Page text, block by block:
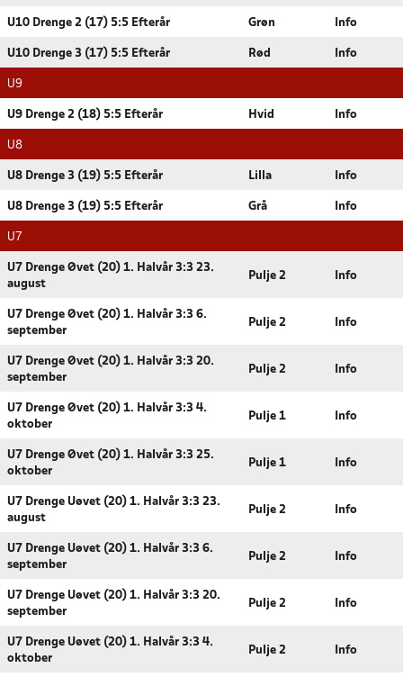
U10 Drenge 2 (17) 5:5 Efterår Grøn Info
U10 Drenge 3 (17) 5:5 Efterår Rød Info
U9
U9 Drenge 2 (18) 5:5 Efterår Hvid Info
U8
U8 Drenge 3 (19) 5:5 Efterår Lilla Info
U8 Drenge 3 (19) 5:5 Efterår Grå Info
U7
U7 Drenge Øvet (20) 1. Halvår 3:3 23.
august
Pulje 2 Info
U7 Drenge Øvet (20) 1. Halvår 3:3 6.
september
Pulje 2 Info
U7 Drenge Øvet (20) 1. Halvår 3:3 20.
september
Pulje 2 Info
U7 Drenge Øvet (20) 1. Halvår 3:3 4.
oktober
Pulje 1 Info
U7 Drenge Øvet (20) 1. Halvår 3:3 25.
oktober
Pulje 1 Info
U7 Drenge Uøvet (20) 1. Halvår 3:3 23.
august
Pulje 2 Info
U7 Drenge Uøvet (20) 1. Halvår 3:3 6.
september
Pulje 2 Info
U7 Drenge Uøvet (20) 1. Halvår 3:3 20.
september
Pulje 2 Info
U7 Drenge Uøvet (20) 1. Halvår 3:3 4.
oktober
Pulje 2 Info